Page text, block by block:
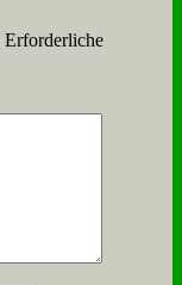
Erforderliche